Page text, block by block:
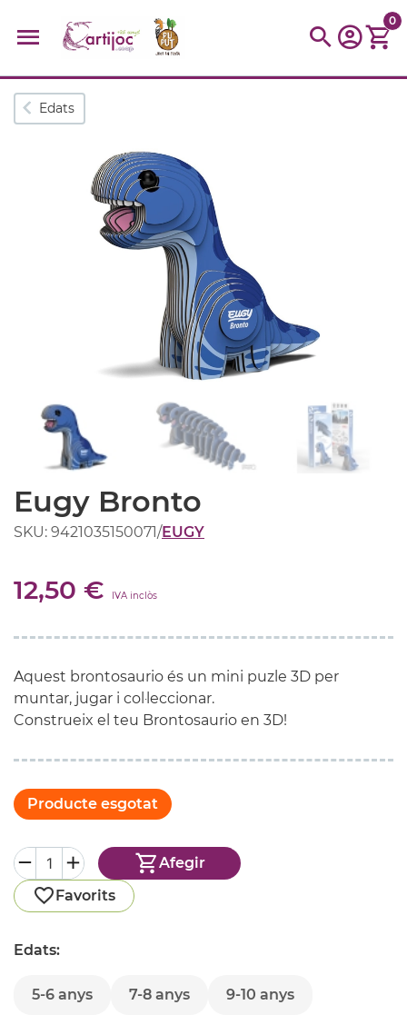
Cerques populars
parquing tinkering
0
Edats
Eugy Bronto
SKU: 9421035150071/EUGY
12,50 € IVA inclòs
Aquest brontosaurio és un mini puzle 3D per
muntar, jugar i col·leccionar.
Construeix el teu Brontosaurio en 3D!
Producte esgotat
Afegir
Favorits
Edats:
5-6 anys 7-8 anys
9-10 anys